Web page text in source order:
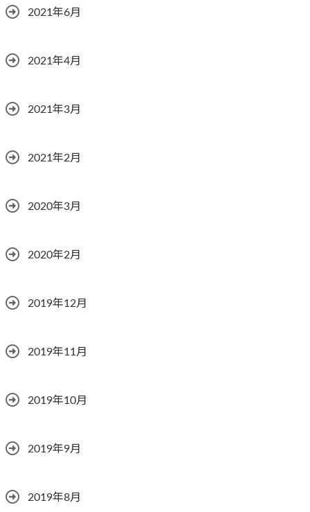
2021年6月
2021年4月
2021年3月
2021年2月
2020年3月
2020年2月
2019年12月
2019年11月
2019年10月
2019年9月
2019年8月